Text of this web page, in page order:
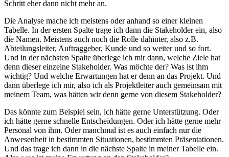
Schritt eher dann nicht mehr an.
Die Analyse mache ich meistens oder anhand so einer kleinen
Tabelle. In der ersten Spalte trage ich dann die Stakeholder ein, also
die Namen. Meistens auch noch die Rolle dahinter, also z.B.
Abteilungsleiter, Auftraggeber, Kunde und so weiter und so fort.
Und in der nächsten Spalte überlege ich mir dann, welche Ziele hat
denn dieser einzelne Stakeholder. Was möchte der? Was ist ihm
wichtig? Und welche Erwartungen hat er denn an das Projekt. Und
dann überlege ich mir, also ich als Projektleiter auch gemeinsam mit
meinem Team, was hätten wir denn gerne von diesem Stakeholder?
Das könnte zum Beispiel sein, ich hätte gerne Unterstützung. Oder
ich hätte gerne schnelle Entscheidungen. Oder ich hätte gerne mehr
Personal von ihm. Oder manchmal ist es auch einfach nur die
Anwesenheit in bestimmten Situationen, bestimmten Präsentationen.
Und das trage ich dann in die nächste Spalte in meiner Tabelle ein.